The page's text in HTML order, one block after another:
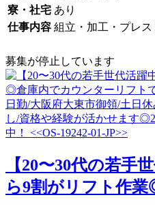
寮・社宅 あり
仕事内容 組立・加工・プレ
募集が停止しています
【20〜30代の若手
ら9割がリフト作